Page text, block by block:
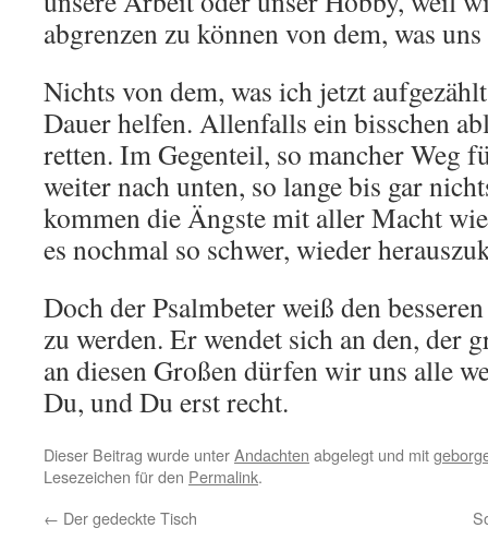
abgrenzen zu können von dem, was
Nichts von dem, was ich jetzt
Dauer helfen. Allenfalls ein bisschen
retten. Im Gegenteil, so mancher Weg
weiter nach unten, so lange bis gar
kommen die Ängste mit aller Macht
es nochmal so schwer, wieder
Doch der Psalmbeter weiß den
zu werden. Er wendet sich an den, der
an diesen Großen dürfen wir uns alle
Du, und Du erst recht.
Dieser Beitrag wurde unterAndachten abgelegt und mit
Lesezeichen für den Permalink.
← Der gedeckte Tisch